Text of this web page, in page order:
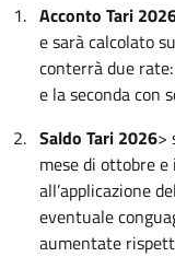
1. Acconto Tari
e sarà calcolato
conterrà due
e la seconda con
2. Saldo Tari 2026>
mese di ottobre
all’applicazione
eventuale
aumentate